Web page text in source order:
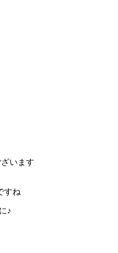
います
すね
♪